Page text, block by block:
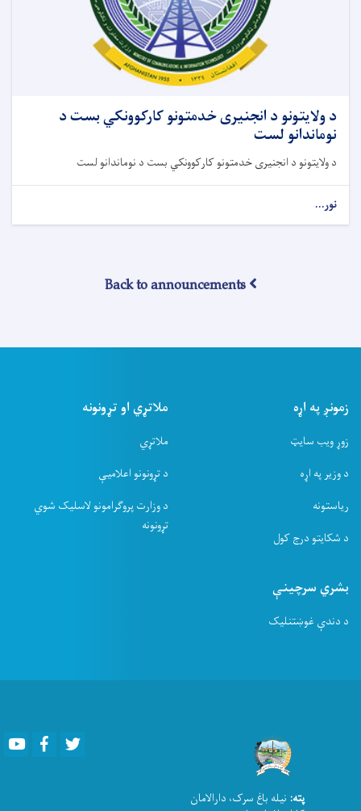
د ولایتونو د انجنیری خدمتونو کارکوونکي بست د
نوماندانو لست
د ولایتونو د انجنیری خدمتونو کارکوونکي بست د نوماندانو لست
نور...
Back to announcements
زمونږ په اړه
زوړ ویب سایټ
د وزیر په اړه
ریاستونه
د شکایتو درج کول
ملاتړي او تړونونه
ملاتړي
د تړونونو اعلامیې
د وزارت پروګرامونو لاسلیک شوي
تړونونه
بشري سرچینې
د دندې غوښتنلیک
Youtube Facebook
پته: نیله باغ سرک، دارالامان